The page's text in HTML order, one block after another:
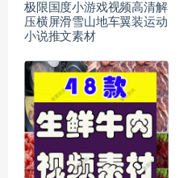
极限国度小游戏视频高清解
压横屏滑雪山地车翼装运动
小说推文素材